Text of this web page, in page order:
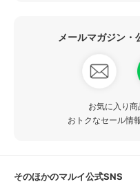
メールマガジン・
お気に入り
おトクなセール情
そのほかのマルイ公式SNS